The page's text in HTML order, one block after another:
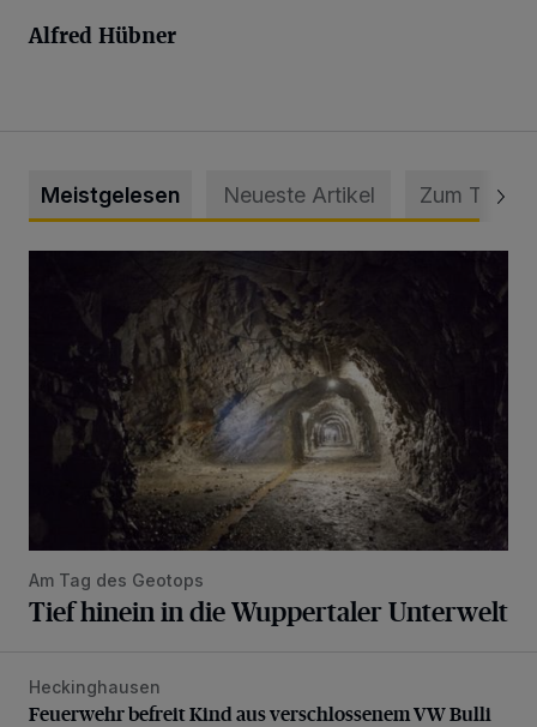
Alfred Hübner
Meistgelesen Neueste Artikel Zum Thema
Am Tag des Geotops
Tief hinein in die Wuppertaler Unterwelt
Feuerwehr befreit Kind aus verschlossenem VW Bulli
Heckinghausen
Feuerwehr befreit Kind aus verschlossenem VW Bulli